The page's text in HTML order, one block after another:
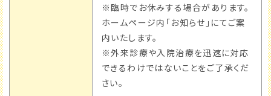
※臨時でお休みする場合があります。
ホームページ内「お知らせ」にてご案
内いたします。
※外来診療や入院治療を迅速に対応
できるわけではないことをご了承くだ
さい。